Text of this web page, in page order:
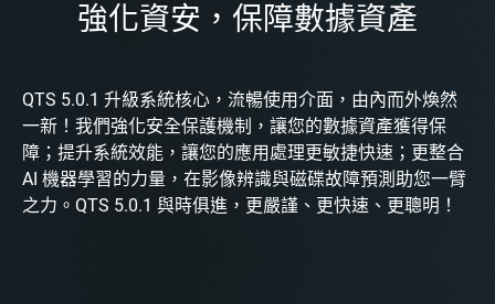
強化資安，保障數據資產
QTS 5.0.1 升級系統核心，流暢使用介面，由內而外煥然
一新！我們強化安全保護機制，讓您的數據資產獲得保
障；提升系統效能，讓您的應用處理更敏捷快速；更整合
AI 機器學習的力量，在影像辨識與磁碟故障預測助您一臂
之力。QTS 5.0.1 與時俱進，更嚴謹、更快速、更聰明！